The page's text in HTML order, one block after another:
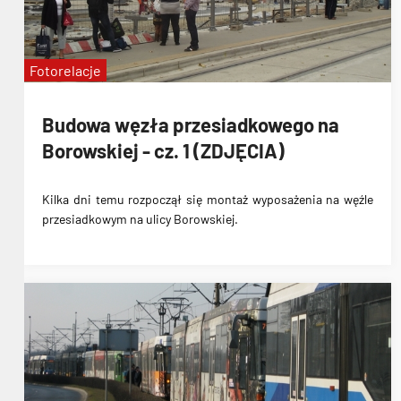
Budowa węzła przesiadkowego na
Borowskiej - cz. 1 (ZDJĘCIA)
Kilka dni temu rozpoczął się montaż wyposażenia na węźle
przesiadkowym na ulicy Borowskiej.
Fotorelacje